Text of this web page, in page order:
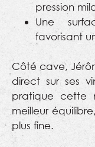
pression
Une
favorisant
Côté cave,
direct sur ses
pratique cette
meilleur
plus fine.